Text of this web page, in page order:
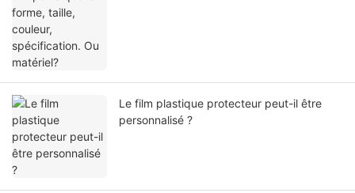
Le film plastique protecteur peut-il être
personnalisé ?